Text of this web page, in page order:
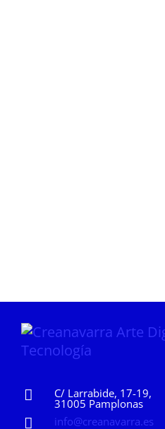
C/ Larrabide, 17-19,
31005 Pamplonas
info@creanavarra.es